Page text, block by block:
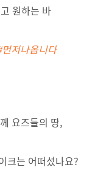
원하는 바
저나옵니다
요즈들의 땅,
크는 어떠셨나요?